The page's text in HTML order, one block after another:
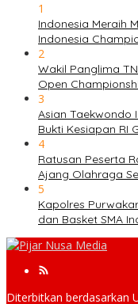
1
Indonesia Meraih
Indonesia
2
Wakil Panglima
Open
3
Asian Taekwondo
Bukti Kesiapan RI
4
Ratusan Peserta
Ajang Olahraga
5
Kapolres
dan Basket SMA
Diterbitkan berdasarkan